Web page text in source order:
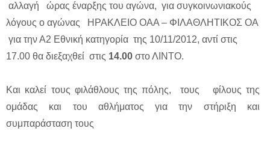
αλλαγή ώρας έναρξης του αγώνα, για συγκοινωνιακούς
λόγους ο αγώνας ΗΡΑΚΛΕΙΟ ΟΑΑ – ΦΙΛΑΘΛΗΤΙΚΟΣ ΟΑ
για την Α2 Εθνική κατηγορία της 10/11/2012, αντί στις
17.00 θα διεξαχθεί στις 14.00 στο ΛΙΝΤΟ.
Και καλεί τους φιλάθλους της πόλης, τους φίλους της
ομάδας και του αθλήματος για την στήριξη και
συμπαράσταση τους